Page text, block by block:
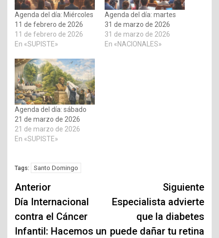
Agenda del día: Miércoles
11 de febrero de 2026
11 de febrero de 2026
En «SUPISTE»
Agenda del día: martes
31 de marzo de 2026
31 de marzo de 2026
En «NACIONALES»
Agenda del día: sábado
21 de marzo de 2026
21 de marzo de 2026
En «SUPISTE»
Tags: Santo Domingo
Navegación
de
entradas
Anterior
Día Internacional
contra el Cáncer
Infantil: Hacemos un
Siguiente
Especialista advierte
que la diabetes
puede dañar tu retina